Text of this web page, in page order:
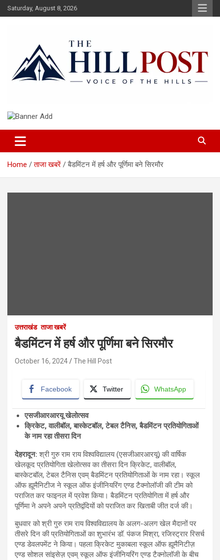
Skip
to
Saturday, August 8, 2026
The Hillpost
Home ताजा खबरें बैडमिंटन में हर्ष और पूर्णिमा बने सिरमौर
उत्तराखंड ताजा खबरें
बैडमिंटन में हर्ष और पूर्णिमा बने सिरमौर
October 16, 2024 The Hill Post
Facebook Twitter WhatsApp
एसजीआरआरयू खेलोत्सव
क्रिकेट, वालीबॉल, बास्केटबॉल, टेबल टैनिस, बैडमिंटन प्रतियोगिताओं
के नाम रहा तीसरा दिन
देहरादून: श्री गुरु राम राय विश्वविद्यालय (एसजीआरआरयू) की वार्षिक
खेलकूद प्रतियोगिता खेलोत्सव का तीसरा दिन क्रिकेट, वालीबॉल,
बास्केटबॉल, टेबल टैनिस एवम् बैडमिंटन प्रतियोगिताओं के नाम रहा। स्कूल
ऑफ ह्यूमैनिटीज ने स्कूल ऑफ इंजीनियरिंग एण्ड टैक्नोलॉजी की टीम को
पराजित कर फाइनल में प्रवेश किया। बैडमिंटन प्रतियोगिता में हर्ष और
पूर्णिमा ने अपने अपने प्रतिद्वंदियों को पराजित कर खिताबी जीत दर्ज की।
बुधवार को श्री गुरु राम राय विश्वविद्यालय के अलग-अलग खेल मैदानों पर
तीसरे दिन की प्रतियोगिताओं का शुभारंभ डॉ. पंकज मिश्रा, रजिस्ट्रार रिसर्च
एण्ड डेवलपमेंट ने किया। पहला क्रिकेट मुकाबला स्कूल ऑफ ह्यूमैनिटीज़
एण्ड सोशल सांइसेज़ एवम् स्कूल ऑफ इंजीनियरिंग एण्ड टैक्नोलाॅजी के बीच